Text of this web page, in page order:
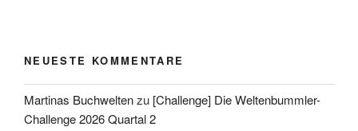
NEUESTE KOMMENTARE
Martinas Buchweltenzu [Challenge] Die Weltenbummler-
Challenge 2026 Quartal 2